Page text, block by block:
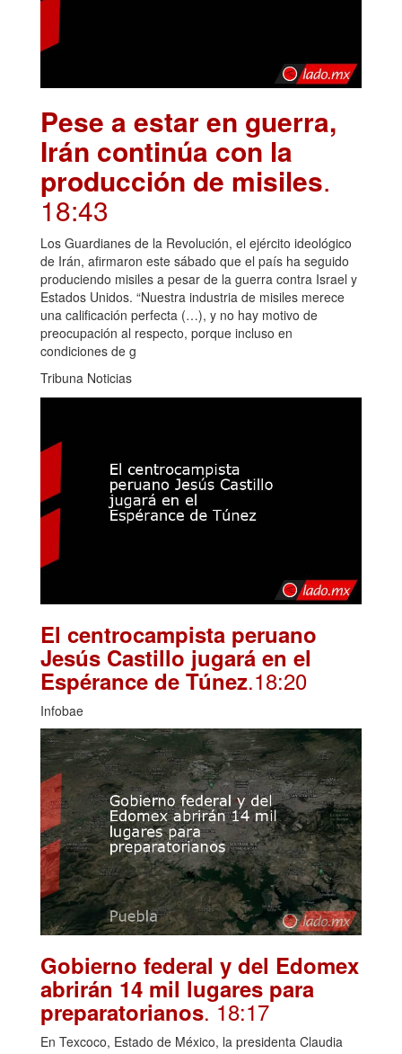
Pese a estar en guerra,
Irán continúa con la
producción de misiles.
18:43
Los Guardianes de la Revolución, el ejército ideológico
de Irán, afirmaron este sábado que el país ha seguido
produciendo misiles a pesar de la guerra contra Israel y
Estados Unidos. “Nuestra industria de misiles merece
una calificación perfecta (…), y no hay motivo de
preocupación al respecto, porque incluso en
condiciones de g
Tribuna Noticias
El centrocampista peruano
Jesús Castillo jugará en el
Espérance de Túnez.18:20
Infobae
Gobierno federal y del Edomex
abrirán 14 mil lugares para
preparatorianos. 18:17
En Texcoco, Estado de México, la presidenta Claudia